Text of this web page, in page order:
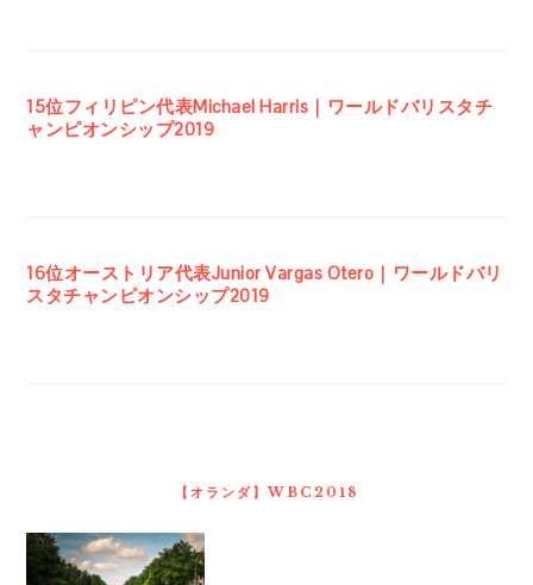
15位フィリピン代表Michael Harris｜ワールドバリスタチ
ャンピオンシップ2019
16位オーストリア代表Junior Vargas Otero｜ワールドバリ
スタチャンピオンシップ2019
【オランダ】WBC2018